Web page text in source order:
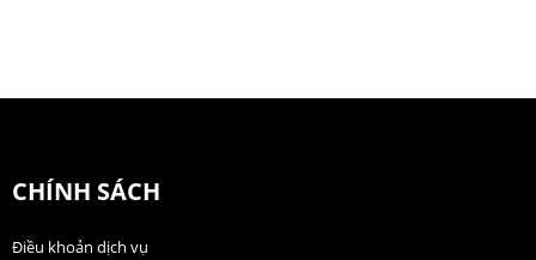
CHÍNH SÁCH
Điều khoản dịch vụ